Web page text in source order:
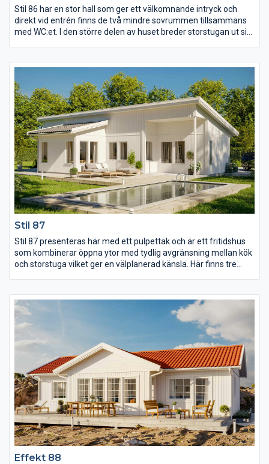
Stil 86 har en stor hall som ger ett välkomnande intryck och
direkt vid entrén finns de två mindre sovrummen tillsammans
med WC:et. I den större delen av huset breder storstugan ut sig
matplats och på andra sidan storstugan ligger det stora
sovrummet som ha fått en egen lyxig och stor klädkammare
med skjutdörr.
Stil 87
Stil 87 presenteras här med ett pulpettak och är ett fritidshus
som kombinerar öppna ytor med tydlig avgränsning mellan kök
och storstuga vilket ger en välplanerad känsla. Här finns tre
med ett WC som rymmer allt som behövs.
Effekt 88